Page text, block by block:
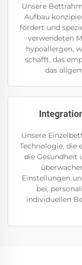
Unsere
Aufbau
fördert und
verwendeten
hypoallergen,
schafft, das
das
Unsere
Technologie, die
die Gesundheit
Einstellungen
bei,
individuellen